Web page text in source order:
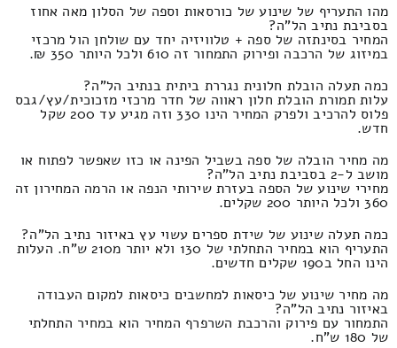
מהו התעריף של שינוע של כורסאות וספה של הסלון מאה אחוז
בסביבת נתיב הל"ה?
המחיר בסינתזה של ספה + טלוויזיה יחד עם שולחן הול מרכזי
במיזוג של הרכבה ופירוק התמחור זה 610 ולכל היותר 350 ₪.
כמה תעלה הובלת חלונית נגררת ביתית בנתיב הל"ה?
עלות תמורת הובלת חלון ראווה של חדר מרכזי מזכוכית/עץ/גבס
פלוס להרכיב ולפרק המחיר הינו 330 וזה מגיע עד 200 שקל
חדש.
מה מחיר הובלה של ספה בשביל הפינה או כזו שאפשר לפתוח או
מושב ל-2 בסביבת נתיב הל"ה?
מחירי שינוע של הספה בעזרת שירותי הנפה או הרמה המחירון זה
360 ולכל היותר 200 שקלים.
כמה תעלה שינוע של שידת ספרים עשוי עץ באיזור נתיב הל"ה?
התעריף הוא במחיר התחלתי של 130 ולא יותר מ210 ש"ח. העלות
הינו החל ב190 שקלים חדשים.
מה מחיר שינוע של כיסאות למחשבים כיסאות למקום העבודה
באיזור נתיב הל"ה?
התמחור עם פירוק והרכבת השרפרף המחיר הוא במחיר התחלתי
של 180 ש"ח.